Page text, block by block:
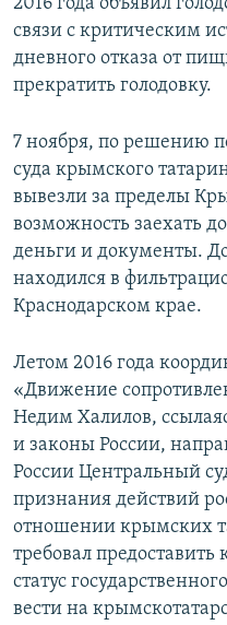
2016 года объявил
связи с критическим
дневного отказа от
прекратить голодовку.
7 ноября, по решению
суда крымского
вывезли за пределы
возможность заехать
деньги и документы.
находился в
Краснодарском крае.
Летом 2016 года
«Движение
Недим Халилов,
и законы России,
России Центральный
признания действий
отношении крымских
требовал
статус
вести на